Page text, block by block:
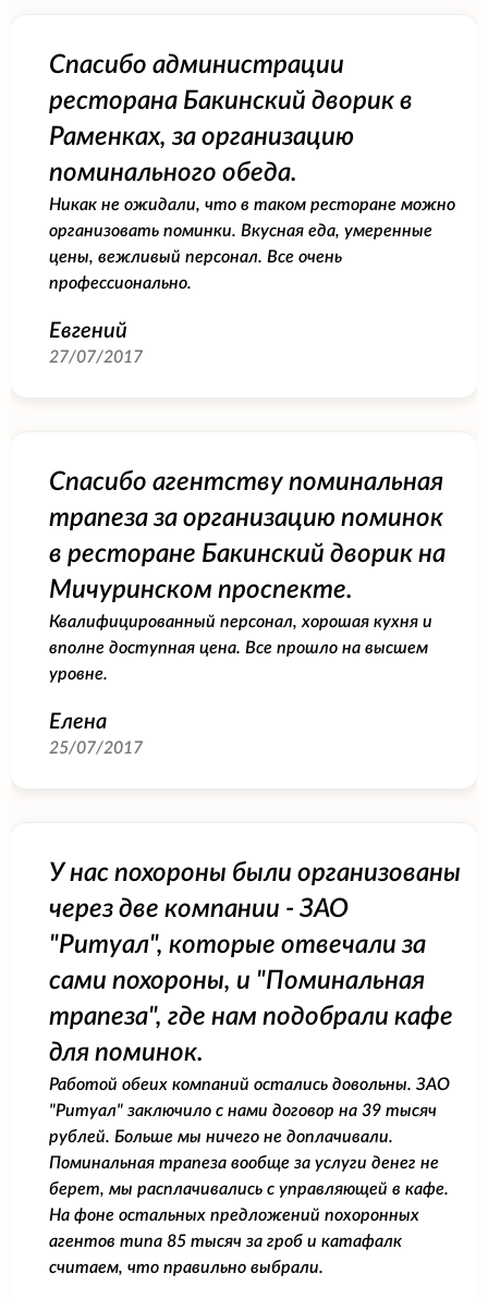
Спасибо администрации
ресторана Бакинский дворик в
Раменках, за организацию
поминального обеда.
Никак не ожидали, что в таком ресторане можно
организовать поминки. Вкусная еда, умеренные
цены, вежливый персонал. Все очень
профессионально.
Евгений
27/07/2017
Спасибо агентству поминальная
трапеза за организацию поминок
в ресторане Бакинский дворик на
Мичуринском проспекте.
Квалифицированный персонал, хорошая кухня и
вполне доступная цена. Все прошло на высшем
уровне.
Елена
25/07/2017
У нас похороны были организованы
через две компании - ЗАО
"Ритуал", которые отвечали за
сами похороны, и "Поминальная
трапеза", где нам подобрали кафе
для поминок.
Работой обеих компаний остались довольны. ЗАО
"Ритуал" заключило с нами договор на 39 тысяч
рублей. Больше мы ничего не доплачивали.
Поминальная трапеза вообще за услуги денег не
берет, мы расплачивались с управляющей в кафе.
На фоне остальных предложений похоронных
агентов типа 85 тысяч за гроб и катафалк
считаем, что правильно выбрали.